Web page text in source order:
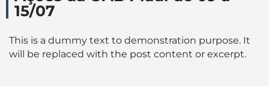
15/07
This is a dummy text to demonstration purpose. It
will be replaced with the post content or excerpt.